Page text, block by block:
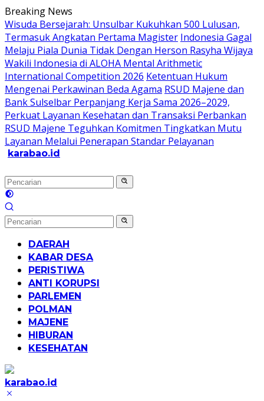
Langsung
ke
konten
Breaking News
Wisuda Bersejarah: Unsulbar Kukuhkan 500 Lulusan,
Termasuk Angkatan Pertama Magister Indonesia Gagal
Melaju Piala Dunia Tidak Dengan Herson Rasyha Wijaya
Wakili Indonesia di ALOHA Mental Arithmetic
International Competition 2026 Ketentuan Hukum
Mengenai Perkawinan Beda Agama RSUD Majene dan
Bank Sulselbar Perpanjang Kerja Sama 2026–2029,
Perkuat Layanan Kesehatan dan Transaksi Perbankan
RSUD Majene Teguhkan Komitmen Tingkatkan Mutu
Layanan Melalui Penerapan Standar Pelayanan
karabao.id
dan
Tajam
DAERAH
KABAR DESA
PERISTIWA
ANTI KORUPSI
PARLEMEN
POLMAN
MAJENE
HIBURAN
KESEHATAN
karabao.id
Tegas